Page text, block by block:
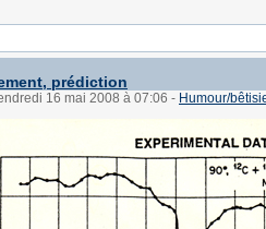
prédiction
16 mai 2008 à 07:06 - Humour/